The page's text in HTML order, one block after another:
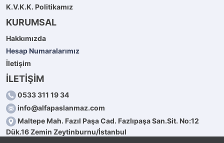
K.V.K.K. Politikamız
KURUMSAL
Hakkımızda
Hesap Numaralarımız
İletişim
İLETİŞİM
0533 311 19 34
info@alfapaslanmaz.com
Maltepe Mah. Fazıl Paşa Cad. Fazlıpaşa San.Sit. No:12
Dük.16 Zemin Zeytinburnu/İstanbul